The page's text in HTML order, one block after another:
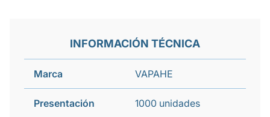
INFORMACIÓN TÉCNICA
Marca VAPAHE
Presentación 1000 unidades